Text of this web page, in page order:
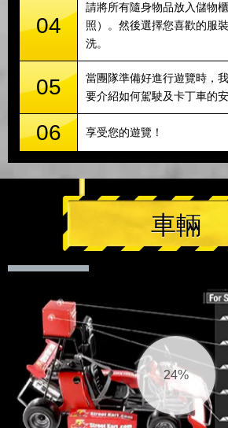
04
請將所有隨身物品放入儲物
照）。然後選擇您喜歡的服
洗。
05
當團隊準備好進行遊覽時，
要介紹如何駕駛及卡丁車的安
06 享受您的遊覽！
車輛
25%